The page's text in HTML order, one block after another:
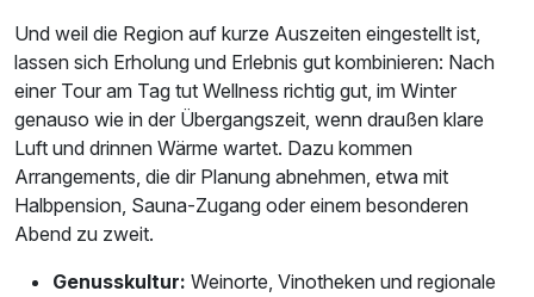
Und weil die Region auf kurze Auszeiten eingestellt ist,
lassen sich Erholung und Erlebnis gut kombinieren: Nach
einer Tour am Tag tut Wellness richtig gut, im Winter
genauso wie in der Übergangszeit, wenn draußen klare
Luft und drinnen Wärme wartet. Dazu kommen
Arrangements, die dir Planung abnehmen, etwa mit
Halbpension, Sauna-Zugang oder einem besonderen
Abend zu zweit.
Genusskultur: Weinorte, Vinotheken und regionale